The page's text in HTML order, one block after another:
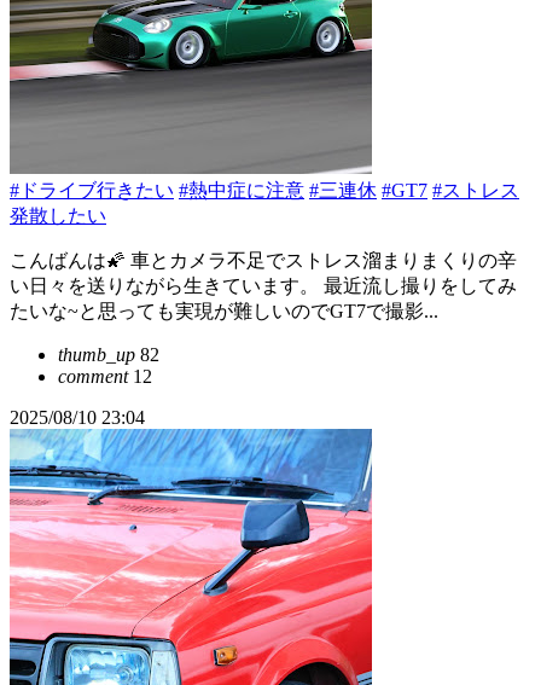
#ドライブ行きたい #熱中症に注意 #三連休 #GT7 #ストレス
発散したい
こんばんは🌠 車とカメラ不足でストレス溜まりまくりの辛
い日々を送りながら生きています。 最近流し撮りをしてみ
たいな~と思っても実現が難しいのでGT7で撮影...
thumb_up 82
comment12
2025/08/10 23:04